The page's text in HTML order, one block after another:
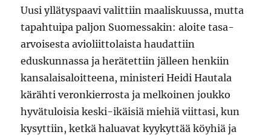
Uusi yllätyspaavi valittiin maaliskuussa, mutta
tapahtuipa paljon Suomessakin: aloite tasa-
arvoisesta avioliittolaista haudattiin
eduskunnassa ja herätettiin jälleen henkiin
kansalaisaloitteena, ministeri Heidi Hautala
kärähti veronkierrosta ja melkoinen joukko
hyvätuloisia keski-ikäisiä miehiä viittasi, kun
kysyttiin, ketkä haluavat kyykyttää köyhiä ja